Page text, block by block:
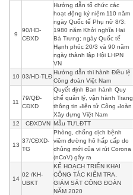
9
90/HD-
CĐXD
Hướng dẫn tổ chức các
hoạt động kỷ niệm 110 năm
ngày Quốc tế Phụ nữ 8/3;
1980 năm Khởi nghĩa Hai
Bà Trưng; ngày Quốc tế
Hạnh phúc 20/3 và 90 năm
ngày thành lập Hội LHPN
VN
10 03/HD-TLĐ
Hướng dẫn thi hành Điều lệ
Công đoàn Việt Nam
11
79/QĐ-
CĐXD
Quyết định Ban hành Quy
chế quản lý, vận hành Trang
thông tin điện tử Công đoàn
Xây dựng Việt Nam
12 CĐXDVN Mẫu TƯLĐTT
13
37/CĐXD-
TG
Phòng, chống dịch bệnh
viêm đường hô hấp cấp do
chủng mới của vi rút Corona
(nCoV) gây ra
14
02 /KH-
UBKT
KẾ HOẠCH TRIỂN KHAI
CÔNG TÁC KIỂM TRA,
GIÁM SÁT CÔNG ĐOÀN
NĂM 2020